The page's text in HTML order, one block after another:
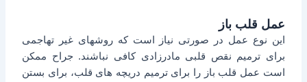
عمل قلب باز
این نوع عمل در صورتی نیاز است که روشهای غیر تهاجمی
برای ترمیم نقص قلبی مادرزادی کافی نباشند. جراح ممکن
است عمل قلب باز را برای ترمیم دریچه های قلب، برای بستن